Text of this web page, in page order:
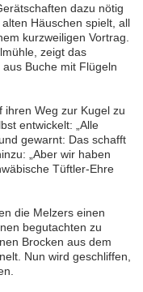
dazu nötig
Häuschen spielt, all
kurzweiligen Vortrag.
zeigt das
Buche mit Flügeln
ihren Weg zur Kugel zu
entwickelt: „Alle
gewarnt: Das schafft
„Aber wir haben
Tüftler-Ehre
die Melzers einen
begutachten zu
Brocken aus dem
Nun wird geschliffen,